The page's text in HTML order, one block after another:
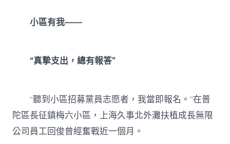
小區有我——
“真摯支出，總有報答”
“聽到小區招募黨員志愿者，我當即報名。”在普
陀區長征鎮梅六小區，上海久事北外灘扶植成長無限
公司員工回俊曾經奮戰近一個月。